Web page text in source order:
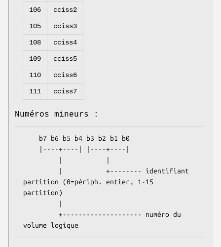
106 cciss2
105 cciss3
108 cciss4
109 cciss5
110 cciss6
111 cciss7
Numéros mineurs :
partition (0=périph. entier, 1-15
partition)